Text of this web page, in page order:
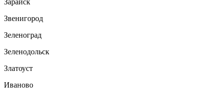
Зарайск
Звенигород
Зеленоград
Зеленодольск
Златоуст
Иваново